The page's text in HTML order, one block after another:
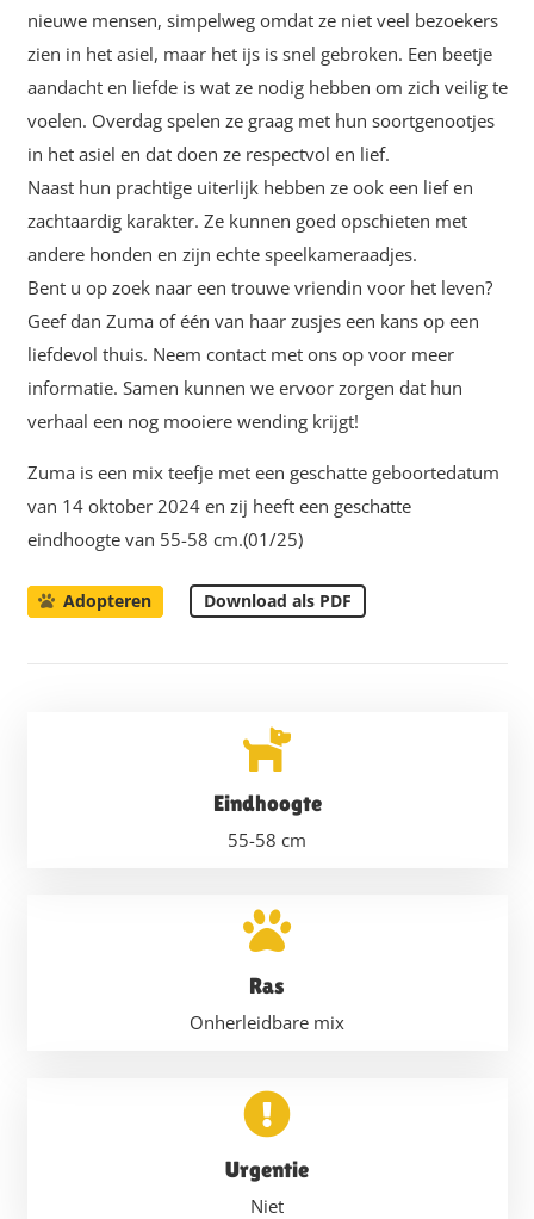
nieuwe mensen, simpelweg omdat ze niet veel bezoekers
zien in het asiel, maar het ijs is snel gebroken. Een beetje
aandacht en liefde is wat ze nodig hebben om zich veilig te
voelen. Overdag spelen ze graag met hun soortgenootjes
in het asiel en dat doen ze respectvol en lief.
Naast hun prachtige uiterlijk hebben ze ook een lief en
zachtaardig karakter. Ze kunnen goed opschieten met
andere honden en zijn echte speelkameraadjes.
Bent u op zoek naar een trouwe vriendin voor het leven?
Geef dan Zuma of één van haar zusjes een kans op een
liefdevol thuis. Neem contact met ons op voor meer
informatie. Samen kunnen we ervoor zorgen dat hun
verhaal een nog mooiere wending krijgt!
Zuma is een mix teefje met een geschatte geboortedatum
van 14 oktober 2024 en zij heeft een geschatte
eindhoogte van 55-58 cm.(01/25)
Adopteren Download als PDF
Eindhoogte
55-58 cm
Ras
Onherleidbare mix
Urgentie
Niet